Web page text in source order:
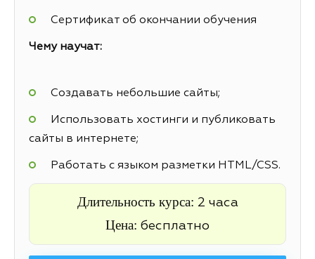
Сертификат об окончании обучения
Чему научат:
Создавать небольшие сайты;
Использовать хостинги и публиковать
сайты в интернете;
Работать с языком разметки HTML/CSS.
Длительность курса: 2 часа
Цена: бесплатно